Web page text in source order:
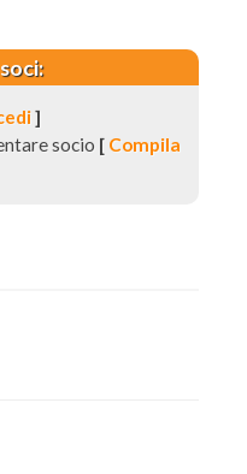
]
socio [ Compila